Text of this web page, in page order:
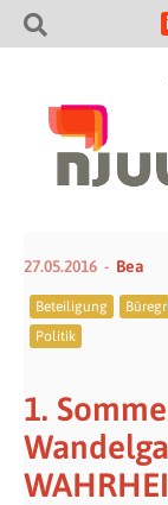
27.05.2016 Bea
Beteiligung
Politik
1.